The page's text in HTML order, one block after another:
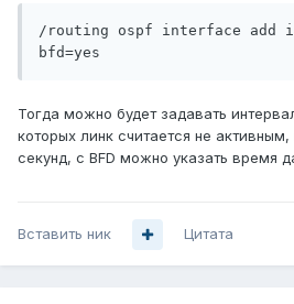
/routing ospf interface add
Тогда можно будет задавать
которых линк считается не
секунд, с BFD можно указать время
Вставить ник Цитата